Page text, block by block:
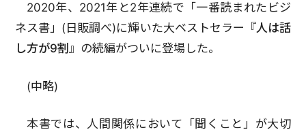
2020年、2021年と2年連続で「一番読まれたビジ
ネス書」(日販調べ)に輝いた大ベストセラー『人は話
し方が9割 』の続編がついに登場した。
(中略)
本書では、人間関係において「聞くこと」が大切